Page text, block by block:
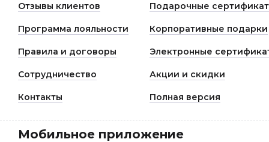
Отзывы клиентов Подарочные
Программа лояльности Корпоративные подарки
Правила и договоры Электронные
Сотрудничество Акции и скидки
Контакты Полная версия
Мобильное приложение